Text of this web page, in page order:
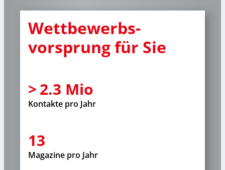
Wettbewerbs-
vorsprung für Sie
2.3
Kontakte pro Jahr
13
Magazine pro Jahr